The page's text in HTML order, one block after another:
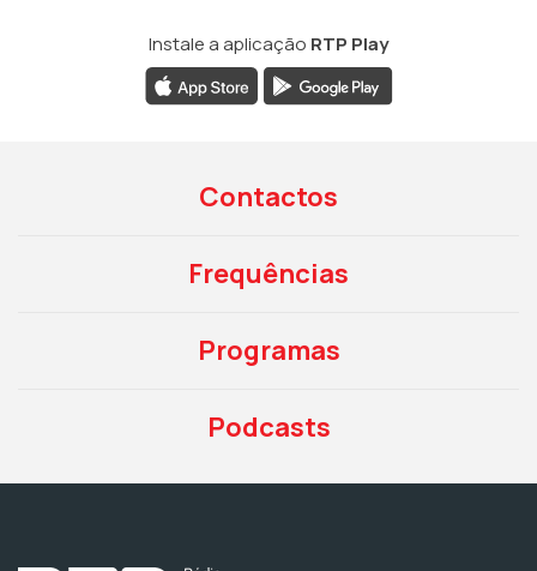
Instale a aplicação RTP Play
Contactos
Frequências
Programas
Podcasts